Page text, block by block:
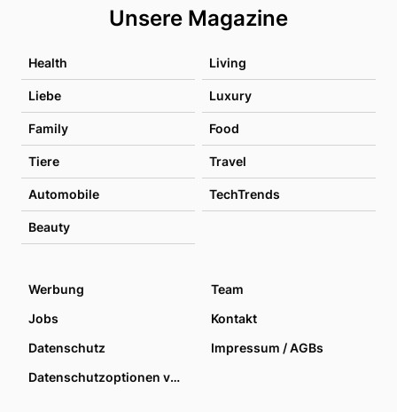
Unsere Magazine
Health Living
Liebe Luxury
Family Food
Tiere Travel
Automobile TechTrends
Beauty
Werbung
Team
Jobs
Kontakt
Datenschutz
Impressum / AGBs
Datenschutzoptionen verwalten